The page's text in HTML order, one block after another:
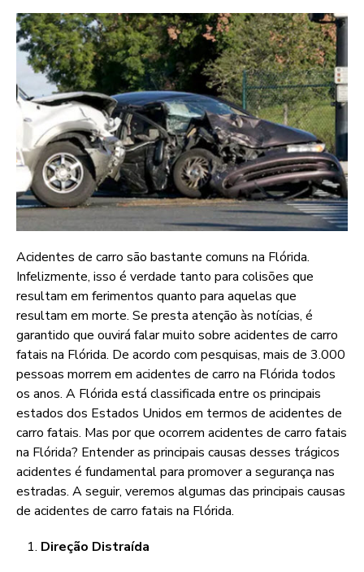
Acidentes de carro são bastante comuns na Flórida.
Infelizmente, isso é verdade tanto para colisões que
resultam em ferimentos quanto para aquelas que
resultam em morte. Se presta atenção às notícias, é
garantido que ouvirá falar muito sobre acidentes de carro
fatais na Flórida. De acordo com pesquisas, mais de 3.000
pessoas morrem em acidentes de carro na Flórida todos
os anos. A Flórida está classificada entre os principais
estados dos Estados Unidos em termos de acidentes de
carro fatais. Mas por que ocorrem acidentes de carro fatais
na Flórida? Entender as principais causas desses trágicos
acidentes é fundamental para promover a segurança nas
estradas. A seguir, veremos algumas das principais causas
de acidentes de carro fatais na Flórida.
Direção Distraída